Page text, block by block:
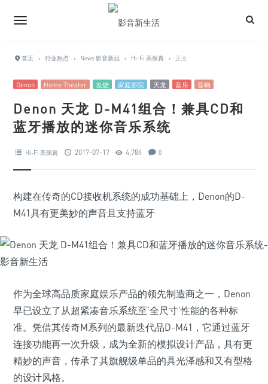
首页 › 行业热点 › News 影音新品 › Hi-Fi 高保真 › 正文
Denon Home Theater 发烧 家庭影院 天龙 音乐 音响
Denon 天龙 D-M41组合！兼具CD和
蓝牙播放的迷你音乐系统
Hi-Fi 高保真 2017-07-17 4,784 0
构建在传奇的CD接收机系统的成功基础上，Denon的D-
M41具有更美妙的声音且支持蓝牙
作为全球高品质家庭娱乐产品的领先制造商之一，Denon
早已设立了从超紧凑音乐系统至‘全尺寸’性能的各种标
准。凭借其传奇M系列的最新迭代品D-M41，它通过蓝牙
连接功能再一次升级，成为全新的模拟设计产品，具有更
精妙的声音，传承了其旗舰级单品的具光泽感和又有型格
的设计风格。